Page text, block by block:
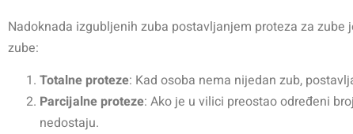
Nadoknada izgubljenih zuba postavljanjem proteza za
zube:
Totalne proteze: Kad osoba nema nijedan zub,
Parcijalne proteze: Ako je u vilici preostao određeni
nedostaju.